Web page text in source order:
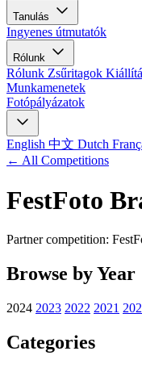
Tanulás
Ingyenes útmutatók
Rólunk
Rólunk Zsűritagok
Munkamenetek
Fotópályázatok
English 中文 Dutch
← All Competitions
FestFoto
Partner competition:
Browse by Year
2024 2023 2022 2021
Categories